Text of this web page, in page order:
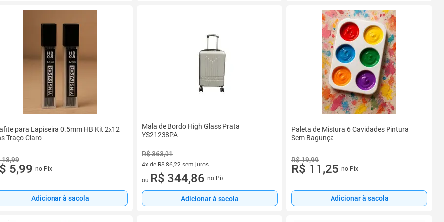
para Lapiseira 0.5mm HB Kit 2x12
Traço Claro
18,99
5,99 no Pix
Adicionar à sacola
Mala de Bordo High Glass Prata
YS21238PA
R$ 363,01
4x de R$ 86,22 sem juros
4 vez de R$ 86,22 sem juros
ou R$ 344,86 no Pix
Adicionar à sacola
Paleta de Mistura 6 Cavidades Pintura
Sem Bagunça
R$ 19,99
R$ 11,25 no Pix
Adicionar à sacola